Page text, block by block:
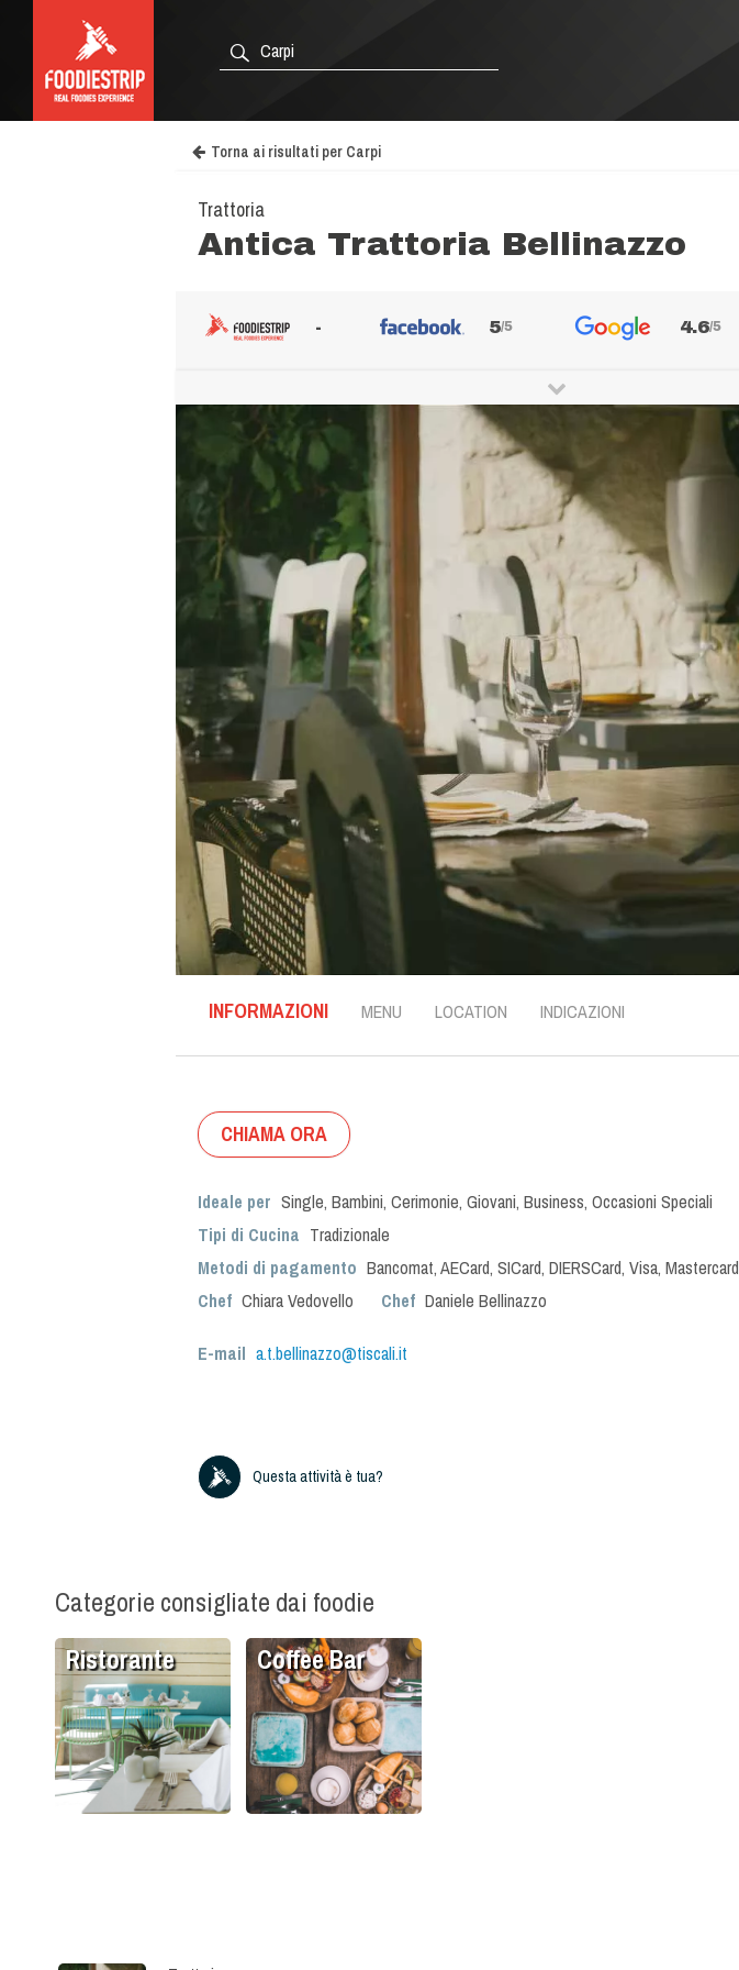
Torna ai risultati per Carpi
Trattoria
Antica Trattoria Bellinazzo
- 5/5 4.6/5
INFORMAZIONI MENU LOCATION INDICAZIONI
CHIAMA ORA
Ideale per Single, Bambini, Cerimonie, Giovani, Business, Occasioni Speciali
Tipi di Cucina Tradizionale
Metodi di pagamento Bancomat, AECard, SICard, DIERSCard, Visa, Mastercard
Chef Chiara Vedovello Chef Daniele Bellinazzo
E-mail a.t.bellinazzo@tiscali.it
Questa attività è tua?
Categorie consigliate dai foodie
Ristorante Coffee Bar